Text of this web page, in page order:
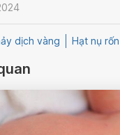
dịch vàng Hạt nụ rốn